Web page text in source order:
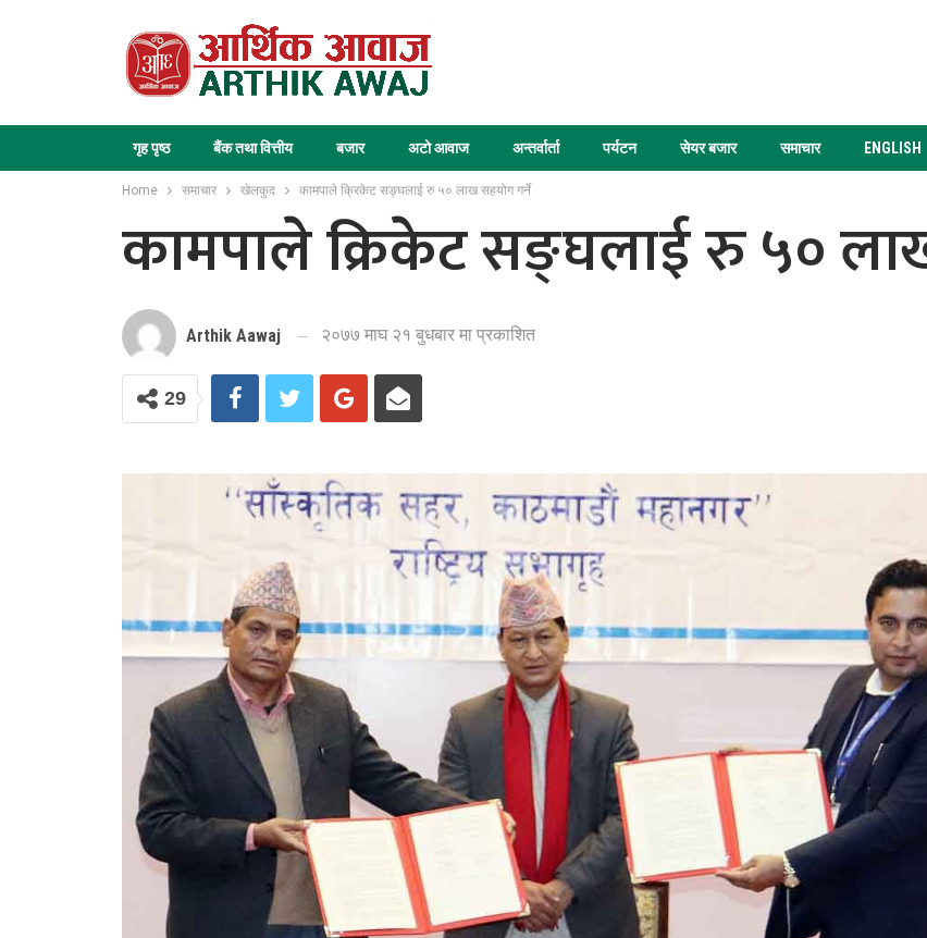
गृह पृष्ठ बैंक तथा वित्तीय बजार अटो आवाज अन्तर्वार्ता पर्यटन सेयर बजार समाचार ENGLISH
Home समाचार खेलकुद कामपाले क्रिकेट सङ्घलाई रु ५० लाख सहयोग गर्ने
कामपाले क्रिकेट सङ्घलाई रु ५०
Arthik Aawaj २०७७ माघ २१ बुधबार मा प्रकाशित
29